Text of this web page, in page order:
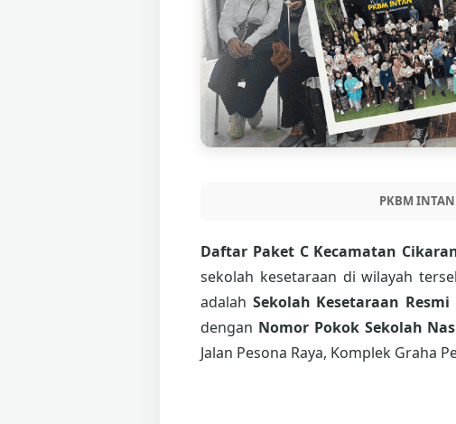
PKBM INTAN
Daftar Paket C Kecamatan
sekolah kesetaraan di wilayah
adalah Sekolah Kesetaraan
dengan Nomor Pokok Sekolah
Jalan Pesona Raya, Komplek Graha